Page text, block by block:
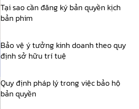
Tại sao cần đăng ký bản quyền kịch
bản phim
Bảo vệ ý tưởng kinh doanh theo quy
định sở hữu trí tuệ
Quy định pháp lý trong việc bảo hộ
bản quyền